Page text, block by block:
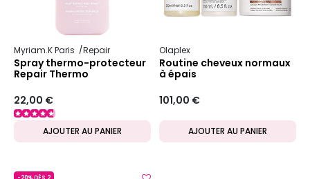
Myriam.K Paris Repair
Spray thermo-protecteur
Repair Thermo
22,00 €
AJOUTER AU PANIER
Olaplex
Routine cheveux normaux
à épais
101,00 €
AJOUTER AU PANIER